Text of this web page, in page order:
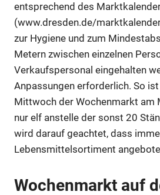
entsprechend des
(www.dresden.de/
zur Hygiene und zum
Metern zwischen einzelnen
Verkaufspersonal eingehalten
Anpassungen erforderlich. So
Mittwoch der Wochenmarkt am
nur elf anstelle der sonst 20
wird darauf geachtet, dass
Lebensmittelsortiment
Wochenmarkt auf